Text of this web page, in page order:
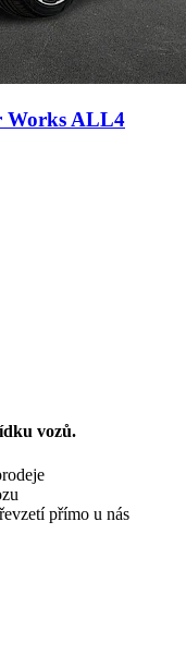
Works ALL4
vozů.
přímo u nás